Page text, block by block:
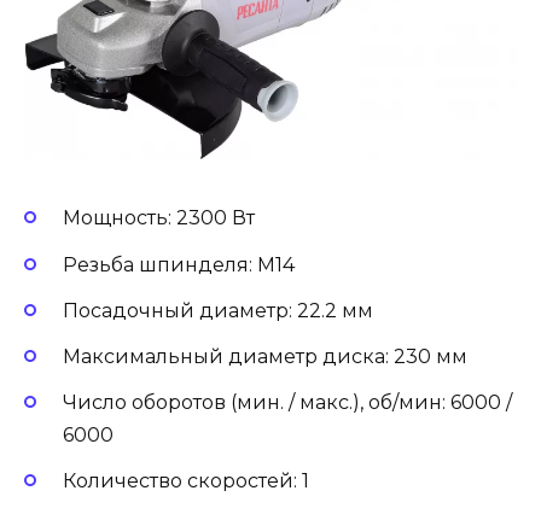
Мощность: 2300 Вт
Резьба шпинделя: М14
Посадочный диаметр: 22.2 мм
Максимальный диаметр диска: 230 мм
Число оборотов (мин. / макс.), об/мин: 6000 /
6000
Количество скоростей: 1